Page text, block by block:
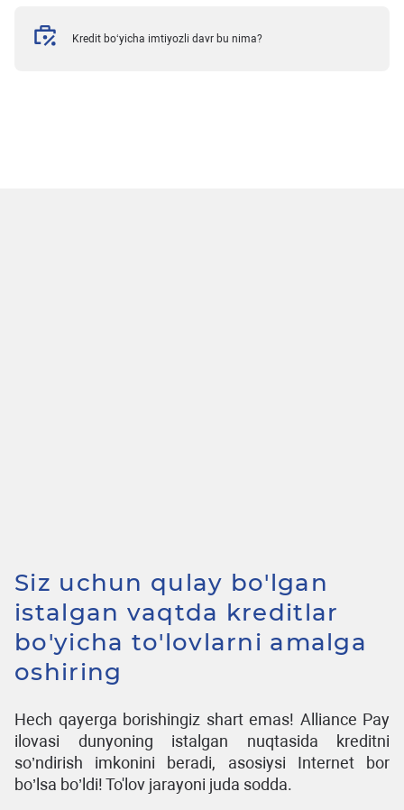
Kredit bo‘yicha imtiyozli davr bu nima?
Siz uchun qulay bo'lgan
istalgan vaqtda kreditlar
bo'yicha to'lovlarni amalga
oshiring
Hech qayerga borishingiz shart emas! Alliance Pay
ilovasi dunyoning istalgan nuqtasida kreditni
so’ndirish imkonini beradi, asosiysi Internet bor
bo’lsa bo’ldi! To'lov jarayoni juda sodda.